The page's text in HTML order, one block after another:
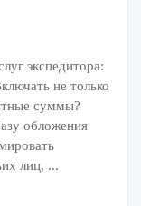
экспедитора:
не только
суммы?
обложения
лиц, ...